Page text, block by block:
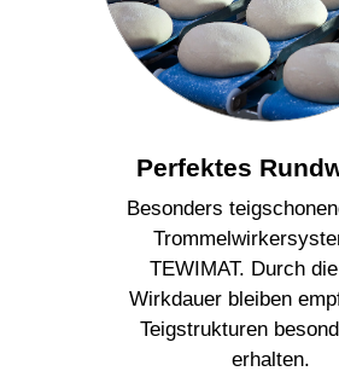
Perfektes
Besonders
TEWIMAT. Durch
Wirkdauer bleiben
Teigstrukturen
erhalten.